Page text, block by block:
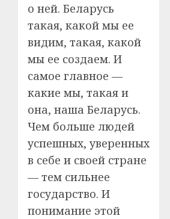
о ней. Беларусь
такая, какой мы ее
видим, такая, какой
мы ее создаем. И
самое главное —
какие мы, такая и
она, наша Беларусь.
Чем больше людей
успешных, уверенных
в себе и своей стране
— тем сильнее
государство. И
понимание этой